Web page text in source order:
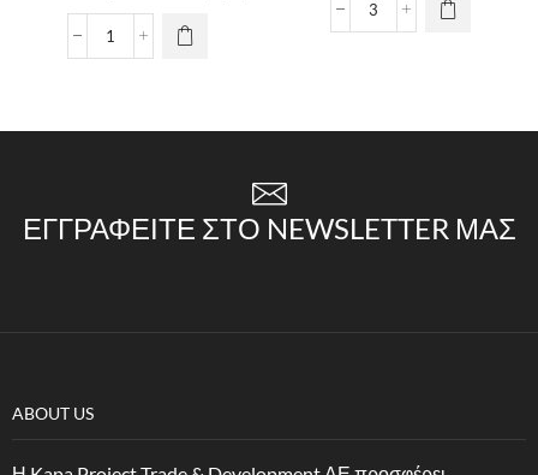
ΕΓΓΡΑΦΕΊΤΕ ΣΤΟ NEWSLETTER ΜΑΣ
ABOUT US